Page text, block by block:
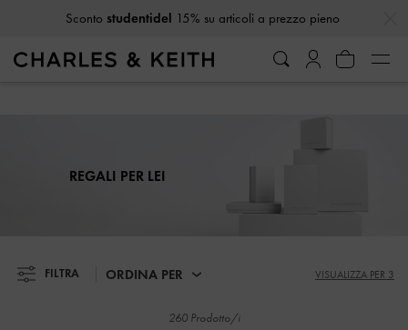
Ricevi 10% di scontoiscrivendoti alla newsletter*
15% su articoli a prezzo pieno
Ricevi10% di sconto iscrivendoti alla newsletter*
REGALI PER LEI
FILTRA ORDINA PER VISUALIZZA PER 3
260 Prodotto/i